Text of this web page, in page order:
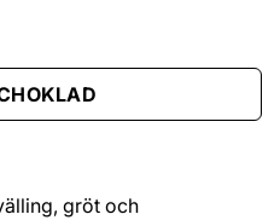
gröt och